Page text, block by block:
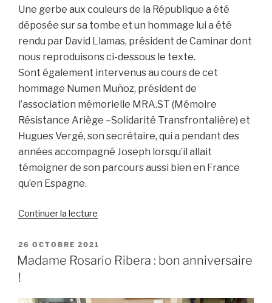
Une gerbe aux couleurs de la République a été
déposée sur sa tombe et un hommage lui a été
rendu par David Llamas, président de Caminar dont
nous reproduisons ci-dessous le texte.
Sont également intervenus au cours de cet
hommage Numen Muñoz, président de
l’association mémorielle MRA.ST (Mémoire
Résistance Ariège –Solidarité Transfrontalière) et
Hugues Vergé, son secrétaire, qui a pendant des
années accompagné Joseph lorsqu’il allait
témoigner de son parcours aussi bien en France
qu’en Espagne.
Continuer la lecture
à
PUBLIÉ
LE
26 OCTOBRE 2021
Madame Rosario Ribera : bon anniversaire
!